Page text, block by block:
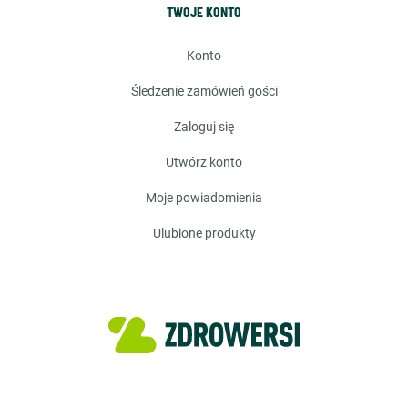
TWOJE KONTO
konto
śledzenie zamówień gości
zaloguj się
utwórz konto
moje powiadomienia
ulubione produkty